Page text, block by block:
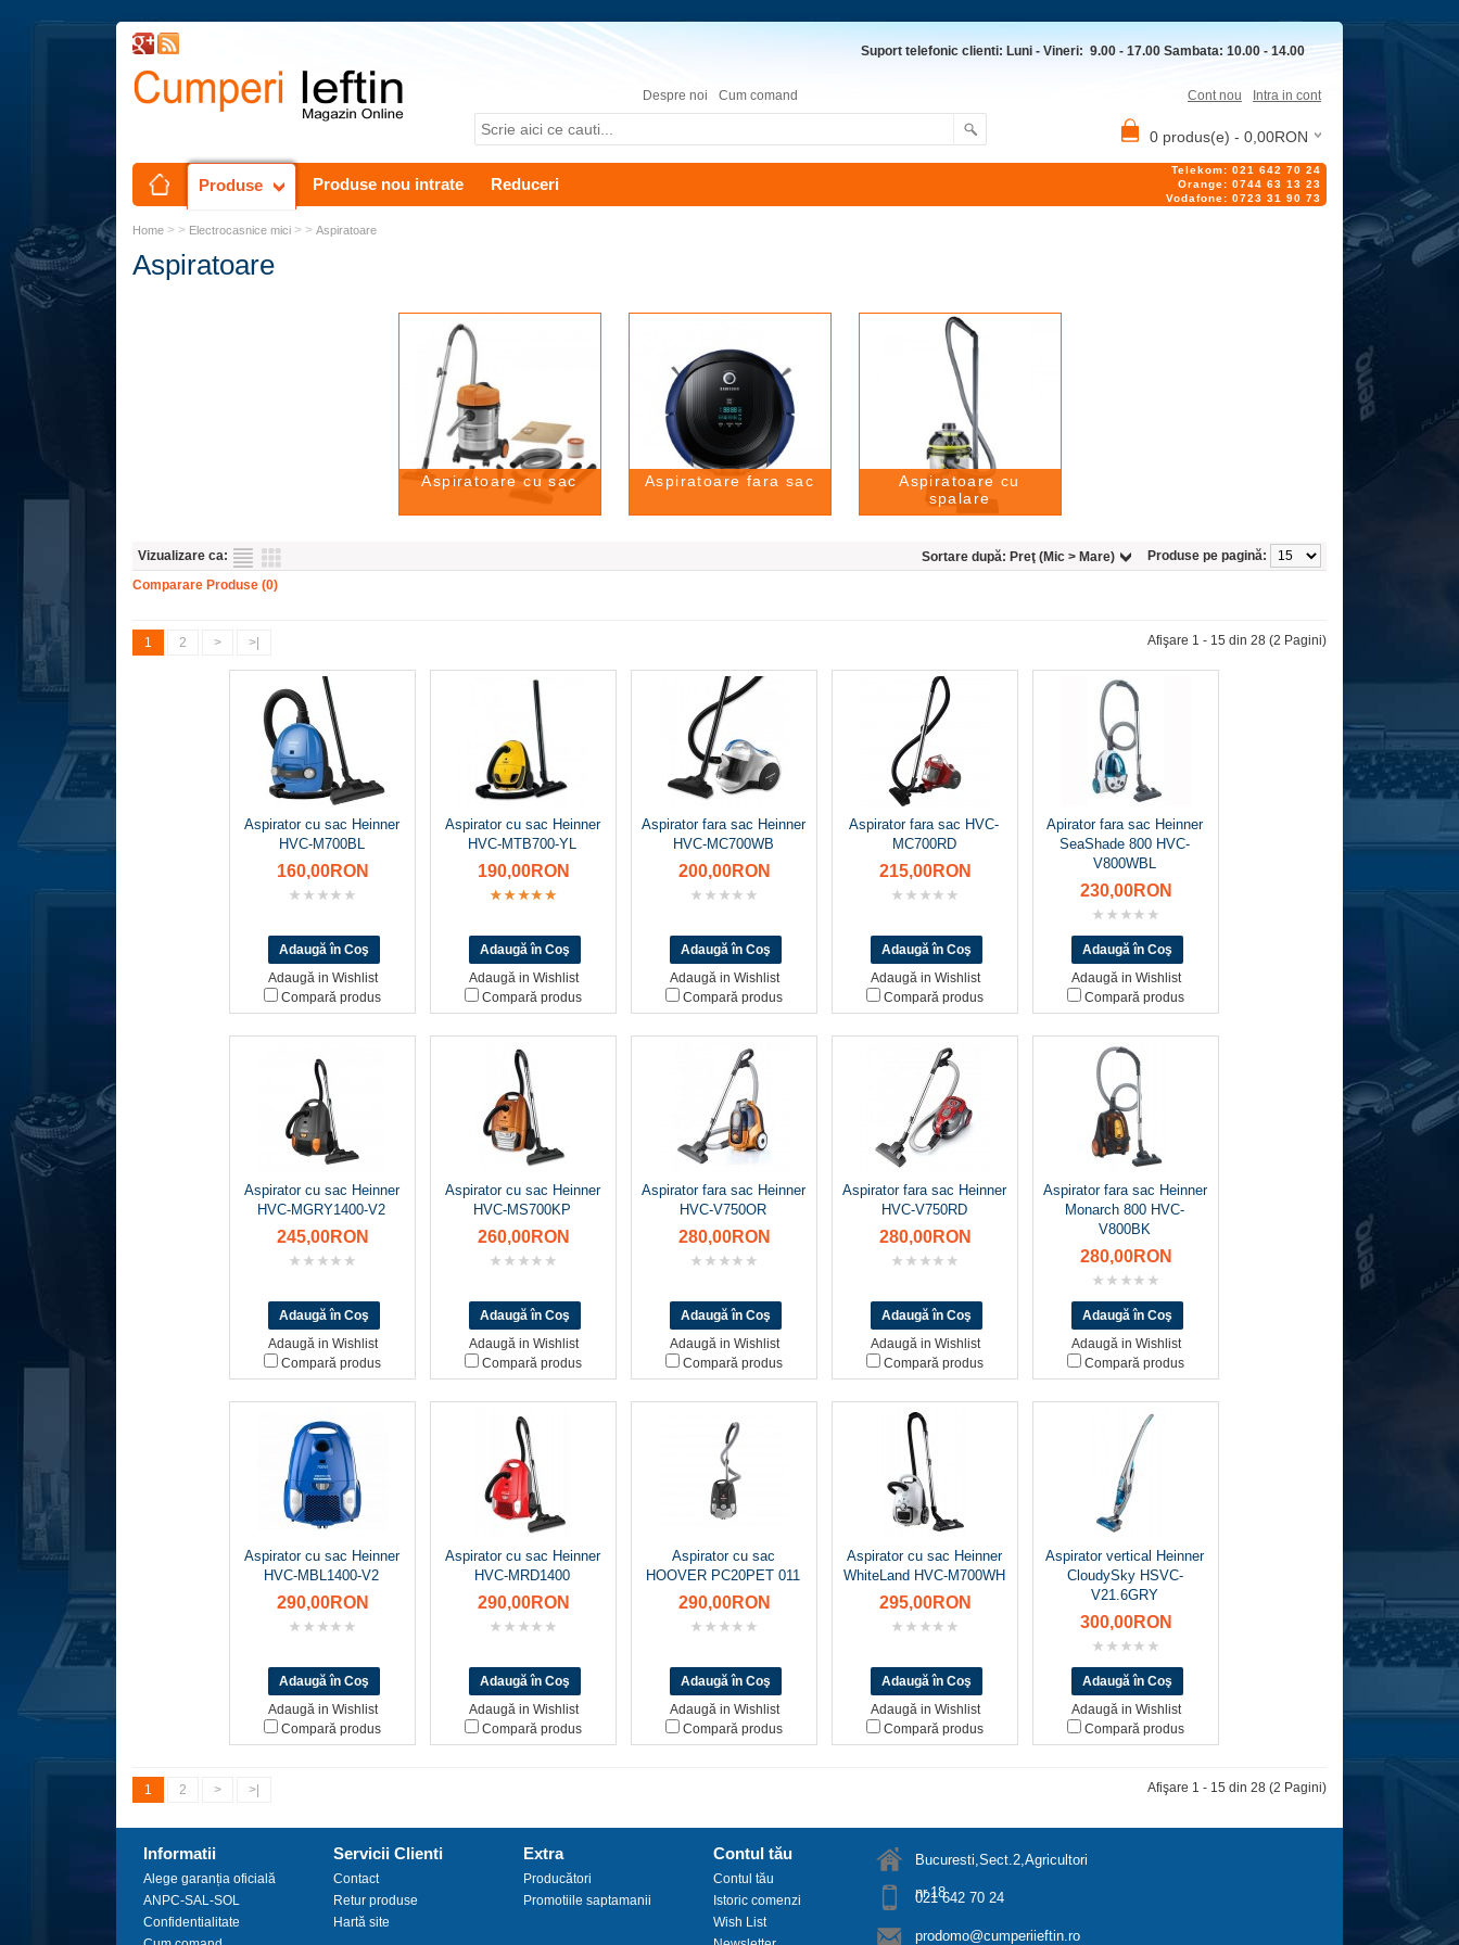
Suport telefonic clienti: Luni - Vineri: 9.00 - 17.00 Sambata: 10.00 - 14.00
Despre noi Cum comand Cont nou Intra in cont
0 produs(e) - 0,00RON
Produse Produse nou intrate Reduceri
Telekom: 021 642 70 24
Orange: 0744 63 13 23
Vodafone: 0723 31 90 73
Home > > Electrocasnice mici > > Aspiratoare
Aspiratoare
Aspiratoare cu sac Aspiratoare fara sac
Aspiratoare cu
spalare
Vizualizare ca: Produse pe pagină:
Sortare după: Preţ (Mic > Mare)
Comparare Produse (0)
1 2 > >| Afişare 1 - 15 din 28 (2 Pagini)
Aspirator cu sac Heinner
HVC-M700BL
160,00RON
Adaugă in Wishlist
Compară produs
Aspirator cu sac Heinner
HVC-MTB700-YL
190,00RON
Adaugă in Wishlist
Compară produs
Aspirator fara sac Heinner
HVC-MC700WB
200,00RON
Adaugă in Wishlist
Compară produs
Aspirator fara sac HVC-
MC700RD
215,00RON
Adaugă in Wishlist
Compară produs
Apirator fara sac Heinner
SeaShade 800 HVC-
V800WBL
230,00RON
Adaugă in Wishlist
Compară produs
Aspirator cu sac Heinner
HVC-MGRY1400-V2
245,00RON
Adaugă in Wishlist
Compară produs
Aspirator cu sac Heinner
HVC-MS700KP
260,00RON
Adaugă in Wishlist
Compară produs
Aspirator fara sac Heinner
HVC-V750OR
280,00RON
Adaugă in Wishlist
Compară produs
Aspirator fara sac Heinner
HVC-V750RD
280,00RON
Adaugă in Wishlist
Compară produs
Aspirator fara sac Heinner
Monarch 800 HVC-
V800BK
280,00RON
Adaugă in Wishlist
Compară produs
Aspirator cu sac Heinner
HVC-MBL1400-V2
290,00RON
Adaugă in Wishlist
Compară produs
Aspirator cu sac Heinner
HVC-MRD1400
290,00RON
Adaugă in Wishlist
Compară produs
Aspirator cu sac
HOOVER PC20PET 011
290,00RON
Adaugă in Wishlist
Compară produs
Aspirator cu sac Heinner
WhiteLand HVC-M700WH
295,00RON
Adaugă in Wishlist
Compară produs
Aspirator vertical Heinner
CloudySky HSVC-
V21.6GRY
300,00RON
Adaugă in Wishlist
Compară produs
1 2 > >| Afişare 1 - 15 din 28 (2 Pagini)
Informatii
Alege garanția oficială
ANPC-SAL-SOL
Confidentialitate
Servicii Clienti
Contact
Retur produse
Hartă site
Extra
Producători
Promotiile saptamanii
Contul tău
Contul tău
Istoric comenzi
Wish List
Bucuresti,Sect.2,Agricultori
nr.18
021 642 70 24
prodomo@cumperiieftin.ro